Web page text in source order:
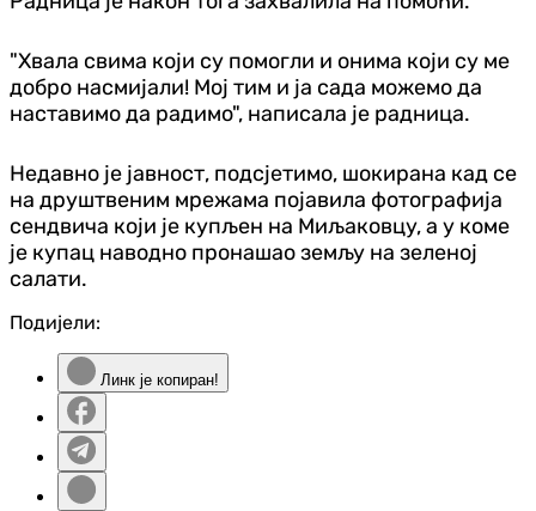
"Хвала свима који су помогли и онима који су ме
добро насмијали! Мој тим и ја сада можемо да
наставимо да радимо", написала је радница.
Недавно је јавност, подсјетимо, шокирана кад се
на друштвеним мрежама појавила фотографија
сендвича који је купљен на Миљаковцу, а у коме
је купац наводно пронашао земљу на зеленој
салати.
Подијели:
Линк је копиран!